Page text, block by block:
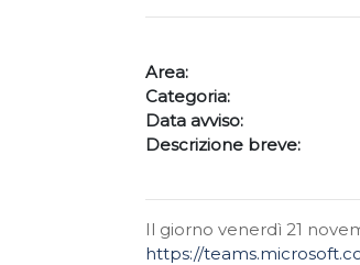
Area:
Categoria:
Data avviso:
Descrizione breve:
Il giorno venerdì 21
https://